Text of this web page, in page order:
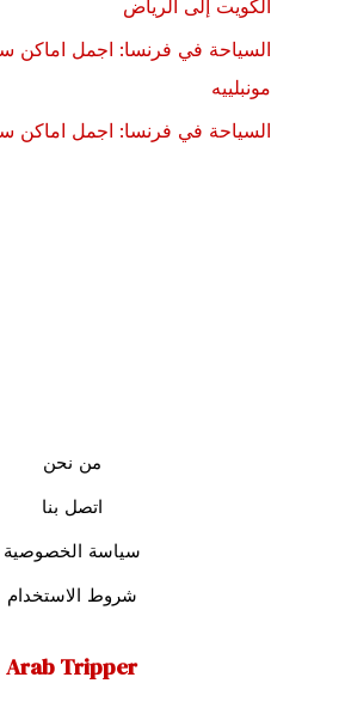
الكويت إلى الرياض
السياحة في فرنسا: اجمل اماكن
مونبلييه
السياحة في فرنسا: اجمل اماكن
من نحن
اتصل بنا
سياسة الخصوصية
شروط الاستخدام
Arab Tripper